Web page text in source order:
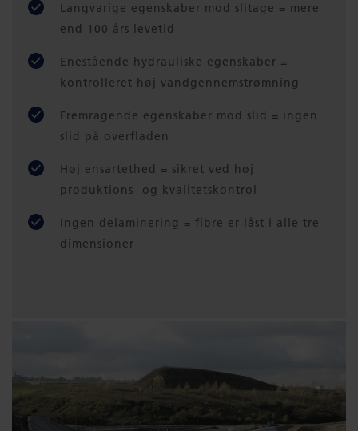
Langvarige egenskaber mod slitage = mere
end 100 års levetid
Enestående hydrauliske egenskaber =
kontrolleret høj vandgennemstrømning
Fremragende egenskaber mod slid = ingen
slid på overfladen
Høj ensartethed = sikret ved høj
produktions- og kvalitetskontrol
Ingen delaminering = fibre er låst i alle tre
dimensioner